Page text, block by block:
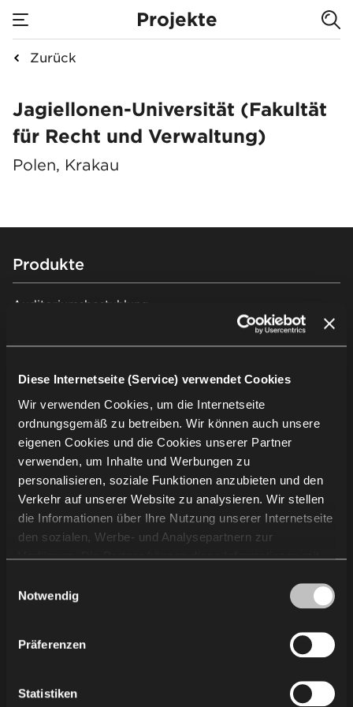
Diese Internetseite (Service) verwendet Cookies
Wir verwenden Cookies, um die Internetseite
ordnungsgemäß zu betreiben. Wir können auch unsere
eigenen Cookies und die Cookies unserer Partner
verwenden, um Inhalte und Werbungen zu
personalisieren, soziale Funktionen anzubieten und den
Verkehr auf unserer Website zu analysieren. Wir stellen
die Informationen über Ihre Nutzung unserer Internetseite
den sozialen, Werbe- und Analysepartnern zur
Verfügung. Die Partner können diese Informationen mit
erhaltenen Daten kombinieren. Die Verwendung von
Statistik-, Marketing- und Benutzerpräferenzen-Cookies
erfordert Ihre Zustimmung, welche Sie durch das Klicken
auf „Alle zulassen“ erteilen können. Wenn Sie Ihre
„Auswahl zulassen“. Sie können Ihre
Notwendig
Präferenzen
Statistiken
Projekte
Zurück
Jagiellonen-
Jagiellonen-Universität (Fakultät
für Recht und Verwaltung)
Polen, Krakau
Footer
Produkte
Auditoriumsbestuhlung
Stadionbestuhlung
Unternehmensinformation
Projekte
Über uns
Wissen
Kontakt
AGB & AEB